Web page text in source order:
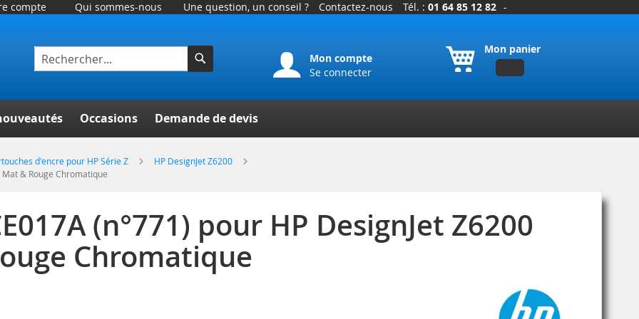
compte Qui sommes-nous Une question, un conseil ? Contactez-nous Tél. : 01 64 85 12 82 -
Mon panier
Mon compte
Se connecter
Occasions Demande de devis
d'encre pour HP Série Z
HP DesignJet Z6200
& Rouge Chromatique
(n°771) pour HP DesignJet Z6200
Chromatique